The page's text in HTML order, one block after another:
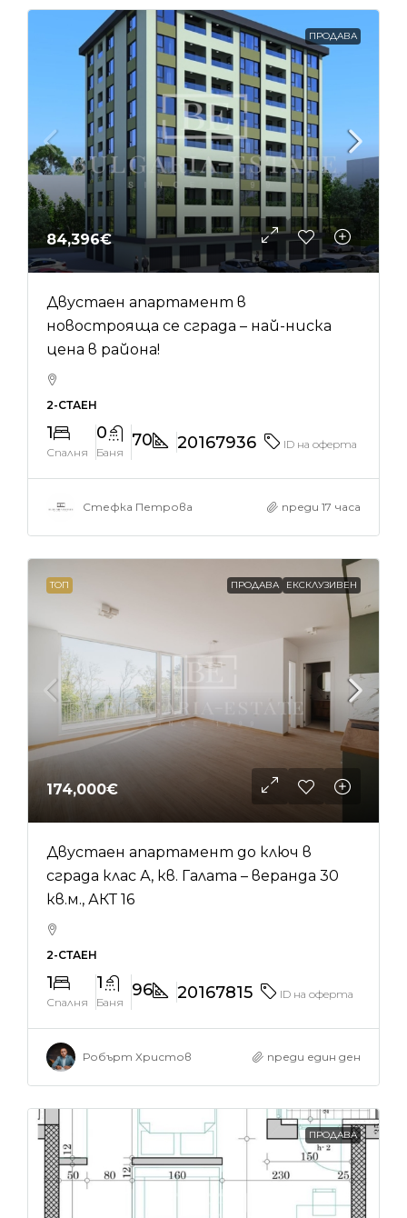
ПРОДАВА
84,396€
Двустаен апартамент в
новострояща се сграда – най-ниска
цена в района!
2-СТАЕН
1
Спалня
0
Баня
70 20167936 ID на оферта
Стефка Петрова преди 17 часа
ТОП ПРОДАВА ЕКСКЛУЗИВЕН
174,000€
Двустаен апартамент до ключ в
сграда клас А, кв. Галата – веранда 30
кв.м., АКТ 16
2-СТАЕН
1
Спалня
1
Баня
96 20167815 ID на оферта
Робърт Христов преди един ден
ПРОДАВА